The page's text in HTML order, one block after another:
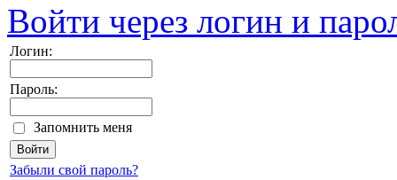
Войти через логин и
Логин:
Пароль:
Запомнить меня
Забыли свой пароль?